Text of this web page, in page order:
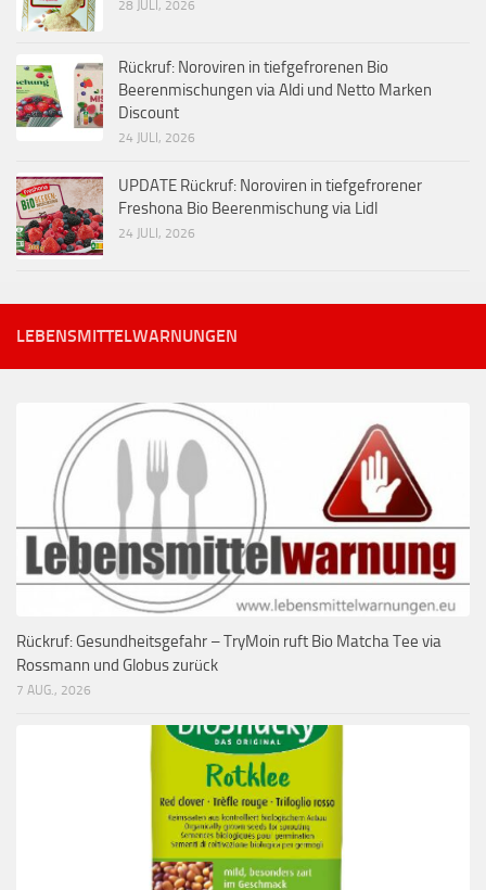
28 JULI, 2026
Rückruf: Noroviren in tiefgefrorenen Bio
Beerenmischungen via Aldi und Netto Marken
Discount
24 JULI, 2026
UPDATE Rückruf: Noroviren in tiefgefrorener
Freshona Bio Beerenmischung via Lidl
24 JULI, 2026
LEBENSMITTELWARNUNGEN
Rückruf: Gesundheitsgefahr – TryMoin ruft Bio Matcha Tee via
Rossmann und Globus zurück
7 AUG., 2026